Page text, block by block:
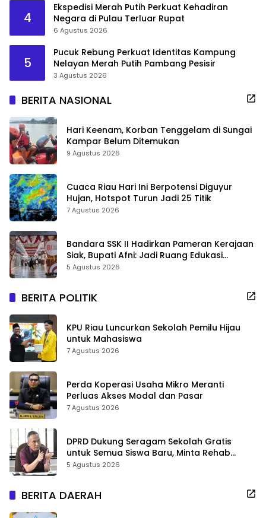
4
Ekspedisi Merah Putih Perkuat Kehadiran
Negara di Pulau Terluar Rupat
6 Agustus 2026
5
Pucuk Rebung Perkuat Identitas Kampung
Nelayan Merah Putih Pambang Pesisir
3 Agustus 2026
BERITA NASIONAL
Hari Keenam, Korban Tenggelam di Sungai
Kampar Belum Ditemukan
9 Agustus 2026
Cuaca Riau Hari Ini Berpotensi Diguyur
Hujan, Hotspot Turun Jadi 25 Titik
7 Agustus 2026
Bandara SSK II Hadirkan Pameran Kerajaan
Siak, Bupati Afni: Jadi Ruang Edukasi
Sejarah Riau
5 Agustus 2026
BERITA POLITIK
KPU Riau Luncurkan Sekolah Pemilu Hijau
untuk Mahasiswa
7 Agustus 2026
Perda Koperasi Usaha Mikro Meranti
Perluas Akses Modal dan Pasar
7 Agustus 2026
DPRD Dukung Seragam Sekolah Gratis
untuk Semua Siswa Baru, Minta Rehab
Sekolah Jangan Dikurangi
5 Agustus 2026
BERITA DAERAH